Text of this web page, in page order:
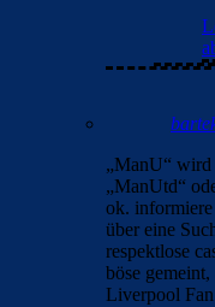
„ManU“ wird
„ManUtd“
ok.
über eine
respektlose
böse
Liverpool Fan